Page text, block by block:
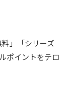
」「シリーズ
ポイントをテロ